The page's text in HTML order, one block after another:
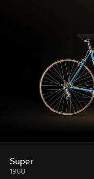
Past models
Overview over every
chronological order.
Freccia
1954
Super
1968